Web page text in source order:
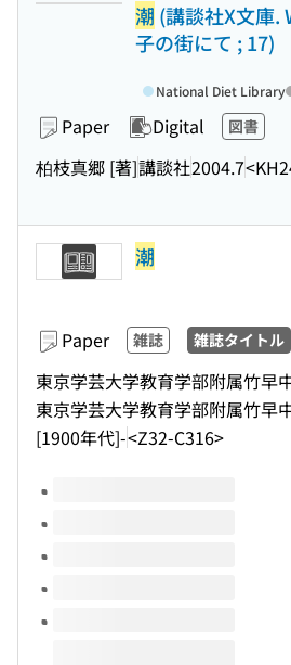
潮 (講談社X文庫.
子の街にて ; 17)
Paper Digital 図書
柏枝真郷 [著]講談社2004.7
National Diet Library
潮
Paper 雑誌 雑誌タイトル
東京学芸大学教育学部附属竹早
東京学芸大学教育学部附属竹早
[1900年代]-<Z32-C316>
Volumes of this title